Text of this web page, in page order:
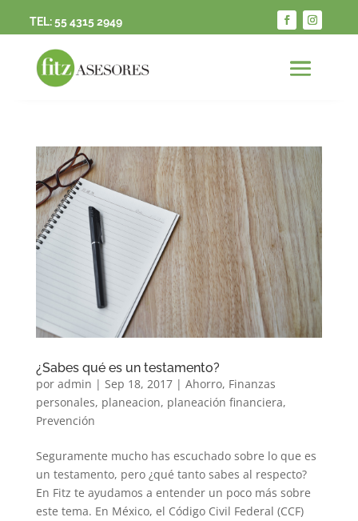
TEL:55 4315 2949
¿Sabes qué es un testamento?
por admin | Sep 18, 2017| Ahorro, Finanzas
personales, planeacion, planeación financiera,
Prevención
Seguramente mucho has escuchado sobre lo que es
un testamento, pero ¿qué tanto sabes al respecto?
En Fitz te ayudamos a entender un poco más sobre
este tema. En México, el Código Civil Federal (CCF)